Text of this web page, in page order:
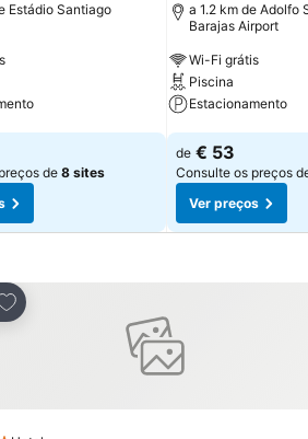
Estádio Santiago
de8 sites
a 1.2 km de Adolfo
Barajas Airport
Wi-Fi grátis
Piscina
Estacionamento
Ver preços
de € 53
Consulte os preços
Ver preços
aos favoritos